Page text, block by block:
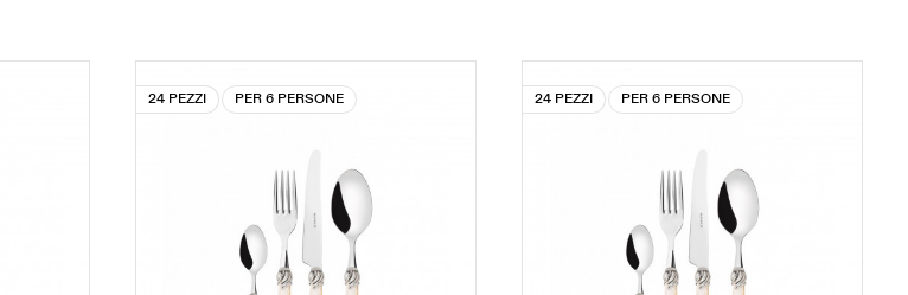
24 PEZZI PER 6 PERSONE 24 PEZZI PER 6 PERSONE